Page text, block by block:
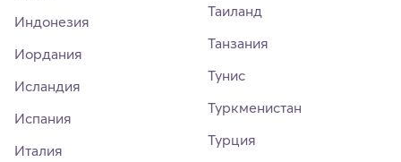
Индонезия
Иордания
Исландия
Испания
Италия
Таиланд
Танзания
Тунис
Туркменистан
Турция